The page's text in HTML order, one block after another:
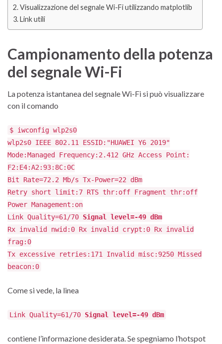
Visualizzazione del segnale Wi-Fi utilizzando matplotlib
Link utili
Campionamento della potenza
del segnale Wi-Fi
La potenza istantanea del segnale Wi-Fi si può visualizzare
con il comando
$ iwconfig wlp2s0
wlp2s0 IEEE 802.11 ESSID:"HUAWEI Y6 2019"
Mode:Managed Frequency:2.412 GHz Access Point:
F2:E4:A2:93:8C:0C
Bit Rate=72.2 Mb/s Tx-Power=22 dBm
Retry short limit:7 RTS thr:off Fragment thr:off
Power Management:on
Link Quality=61/70 Signal level=-49 dBm
Rx invalid nwid:0 Rx invalid crypt:0 Rx invalid
frag:0
Tx excessive retries:171 Invalid misc:9250 Missed
beacon:0
Come si vede, la linea
Link Quality=61/70 Signal level=-49 dBm
contiene l’informazione desiderata. Se spegniamo l’hotspot